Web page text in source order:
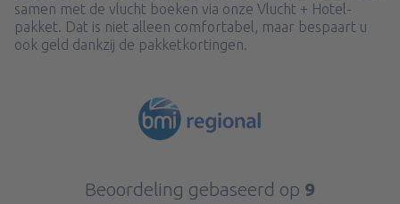
samen met de vlucht boeken via onze Vlucht + Hotel-
pakket. Dat is niet alleen comfortabel, maar bespaart u
ook geld dankzij de pakketkortingen.
Beoordeling gebaseerd op 9